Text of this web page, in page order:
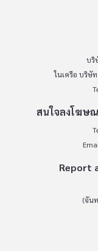
บริ
ในเครือ บริษั
สนใจลงโฆษณ
Report
(จัน